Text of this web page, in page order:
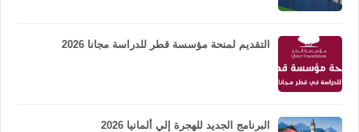
التقديم لمنحة مؤسسة قطر للدراسة مجانا 2026
البرنامج الجديد للهجرة إلي ألمانيا 2026